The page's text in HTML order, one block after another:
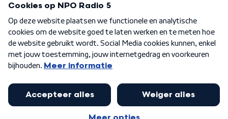
Aanmelden
Algemene voorwaarden